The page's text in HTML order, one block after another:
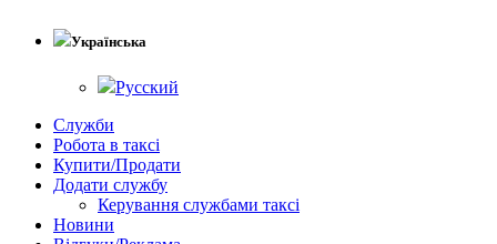
Українська
Русский
Служби
Робота в таксі
Купити/Продати
Додати службу
Керування службами таксі
Новини